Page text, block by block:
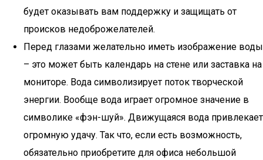
будет оказывать вам поддержку и защищать от
происков недоброжелателей.
Перед глазами желательно иметь изображение воды
– это может быть календарь на стене или заставка на
мониторе. Вода символизирует поток творческой
энергии. Вообще вода играет огромное значение в
символике «фэн-шуй». Движущаяся вода привлекает
огромную удачу. Так что, если есть возможность,
обязательно приобретите для офиса небольшой